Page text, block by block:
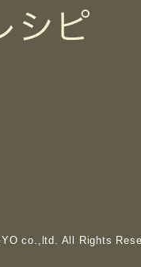
co.,ltd. All Rights